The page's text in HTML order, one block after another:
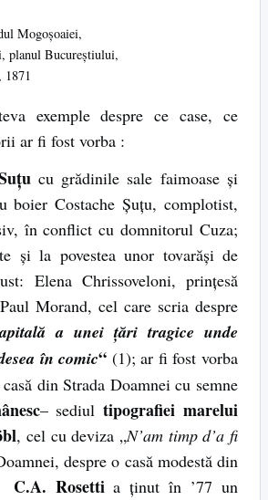
Mogoşoaiei,
planul Bucureştiului,
1871
exemple despre ce case, ce
ar fi fost vorba :
cu grădinile sale faimoase şi
boier Costache Şuţu, complotist,
în conflict cu domnitorul Cuza;
şi la povestea unor tovarăşi de
Elena Chrissoveloni, prinţesă
Morand, cel care scria despre
a unei ţări tragice unde
în comic“ (1); ar fi fost vorba
din Strada Doamnei cu semne
– sediultipografiei marelui
, cel cu deviza „N’am timp d’a fi
despre o casă modestă din
C.A. Rosettia ţinut în ’77 un